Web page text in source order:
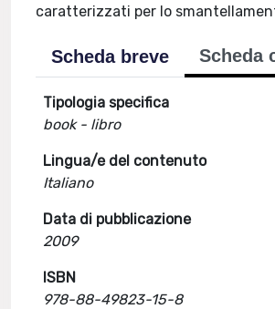
caratterizzati per lo
Scheda breve Scheda
Tipologia specifica
book - libro
Lingua/e del contenuto
Italiano
Data di pubblicazione
2009
ISBN
978-88-49823-15-8